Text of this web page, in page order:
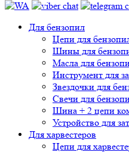
Для бензопил
Цепи для
Шины для
Масла для
Инструмент для
Звездочки для
Свечи для
Шина + 2 цепи
Устройство для
Для харвестеров
Цепи для